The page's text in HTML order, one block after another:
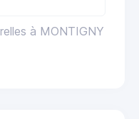
à MONTIGNY